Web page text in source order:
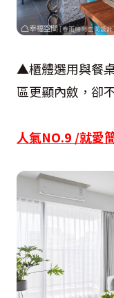
▲櫃體選用與餐
區更顯內斂，卻
人氣NO.9 /就愛